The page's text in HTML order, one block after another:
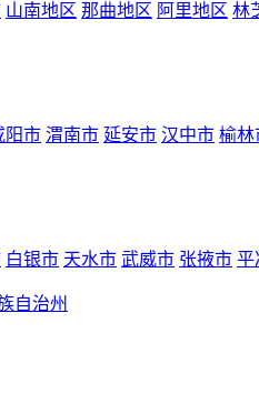
山南地区 那曲地区 阿里地区 林
阳市 渭南市 延安市 汉中市 榆林
白银市 天水市 武威市 张掖市 平
自治州